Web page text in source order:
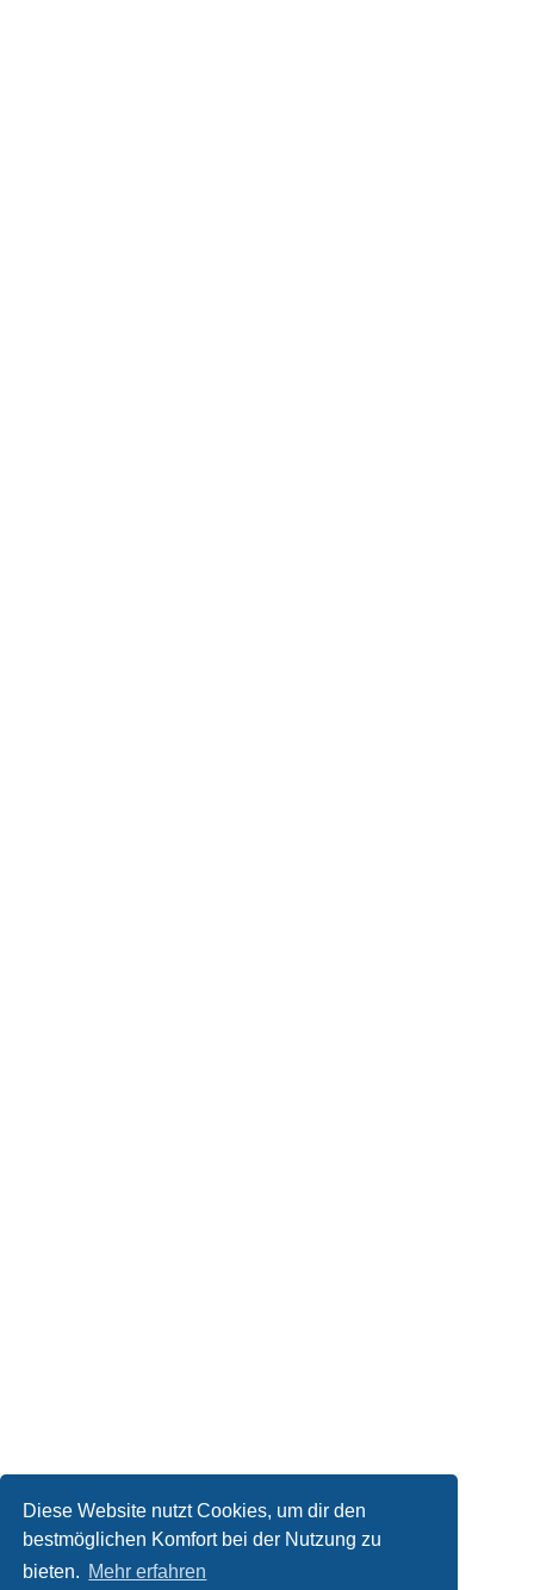
Diese Website nutzt Cookies, um dir den
bestmöglichen Komfort bei der Nutzung zu
bieten. Mehr erfahren